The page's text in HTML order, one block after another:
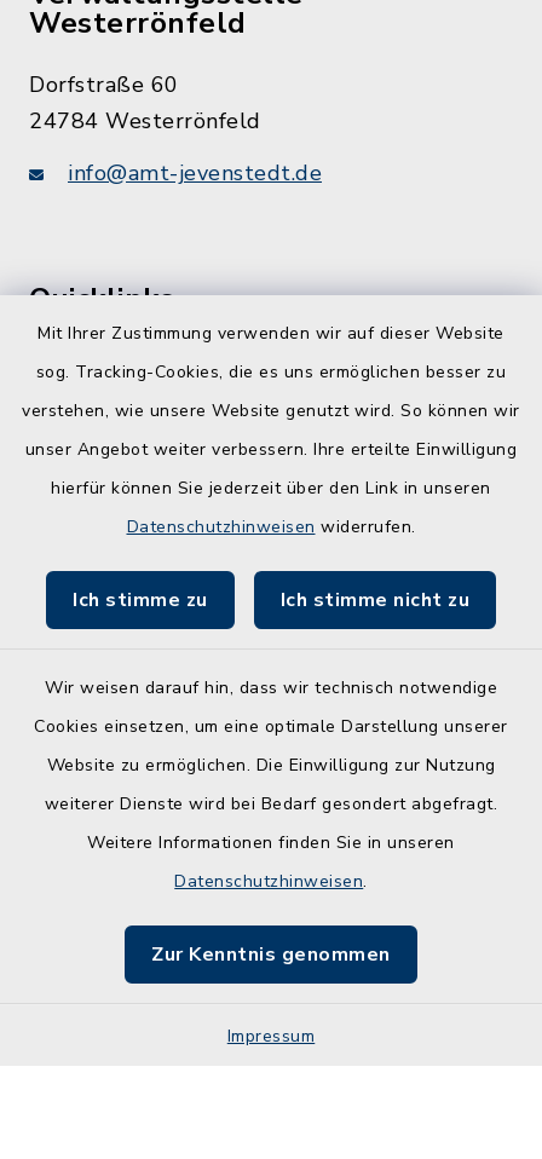
Mit Ihrer Zustimmung verwenden wir auf dieser Website
sog. Tracking-Cookies, die es uns ermöglichen besser zu
verstehen, wie unsere Website genutzt wird. So können wir
unser Angebot weiter verbessern. Ihre erteilte Einwilligung
hierfür können Sie jederzeit über den Link in unseren
Datenschutzhinweisen widerrufen.
Ich stimme zu Ich stimme nicht zu
Wir weisen darauf hin, dass wir technisch notwendige
Cookies einsetzen, um eine optimale Darstellung unserer
Website zu ermöglichen. Die Einwilligung zur Nutzung
weiterer Dienste wird bei Bedarf gesondert abgefragt.
Weitere Informationen finden Sie in unseren
Datenschutzhinweisen.
Zur Kenntnis genommen
Impressum
Westerrönfeld
Dorfstraße 60
24784 Westerrönfeld
info@amt-jevenstedt.de
Quicklinks
Schule am Ochsenweg
ZBmSH
Entwicklungsagentur für den Lebens- und
Kontakt
Leichte Sprache
Impressum
Sitemap